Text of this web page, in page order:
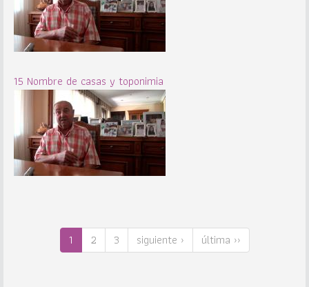
15 Nombre de casas y toponimia
1 2 3 siguiente › última ››